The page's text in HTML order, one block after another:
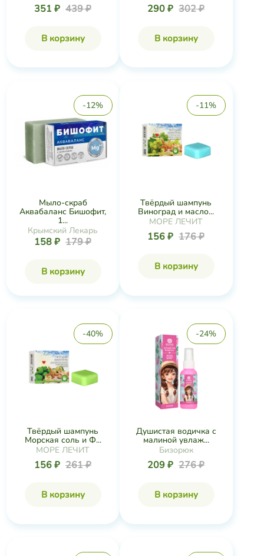
351 ₽ 439 ₽
В корзину
290 ₽ 302 ₽
В корзину
-12%
Мыло-скраб
Аквабаланс Бишофит,
1...
Крымский Лекарь
158 ₽ 179 ₽
В корзину
-11%
Твёрдый шампунь
Виноград и масло...
МОРЕ ЛЕЧИТ
156 ₽ 176 ₽
В корзину
-40%
Твёрдый шампунь
Морская соль и Ф...
МОРЕ ЛЕЧИТ
156 ₽ 261 ₽
В корзину
-24%
Душистая водичка с
малиной увлаж...
Бизорюк
209 ₽ 276 ₽
В корзину